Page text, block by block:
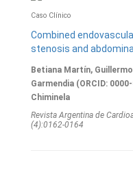
Caso Clínico
Combined
stenosis and
Betiana Martín,
Garmendia (ORCID:
Chiminela
Revista Argentina de
(4):0162-0164